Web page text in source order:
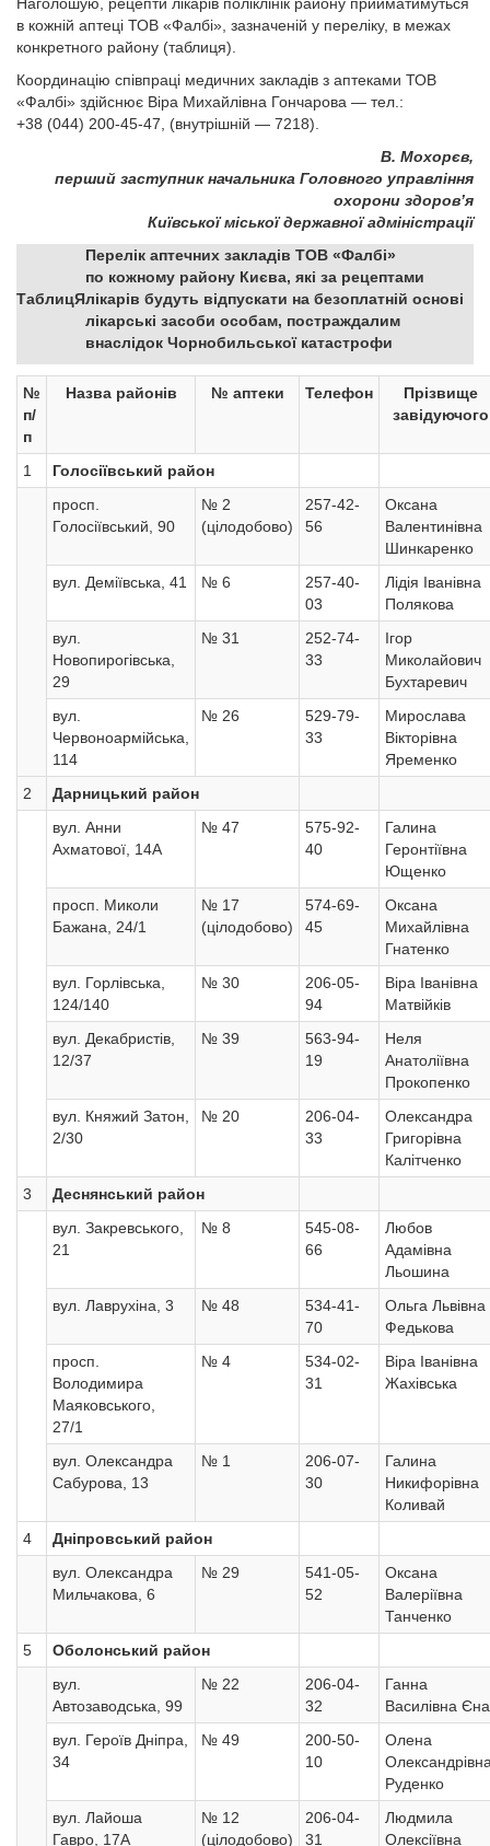
в кожній аптеці ТОВ «Фалбі», зазначеній у переліку, в межах
конкретного району (таблиця).
Координацію співпраці медичних закладів з аптеками ТОВ
«Фалбі» здійснює Віра Михайлівна Гончарова — тел.:
+38 (044) 200-45-47, (внутрішній — 7218).
В. Мохорєв,
перший заступник начальника Головного управління
охорони здоров’я
Київської міської державної адміністрації
ТаблицЯ
Перелік аптечних закладів ТОВ «Фалбі»
по кожному району Києва, які за рецептами
лікарів будуть відпускати на безоплатній основі
лікарські засоби особам, постраждалим
внаслідок Чорнобильської катастрофи
№
п/
п
Назва районів № аптеки Телефон
Прізвище
завідуючого
1
Голосіївський район
просп.
Голосіївський, 90
№ 2
(цілодобово)
257-42-
56
Оксана
Валентинівна
Шинкаренко
вул. Деміївська, 41
№ 6
257-40-
03
Лідія Іванівна
Полякова
вул.
Новопирогівська,
29
№ 31
252-74-
33
Ігор
Миколайович
Бухтаревич
вул.
Червоноармійська,
114
№ 26
529-79-
33
Мирослава
Вікторівна
Яременко
2
Дарницький район
вул. Анни
Ахматової, 14А
№ 47
575-92-
40
Галина
Геронтіївна
Ющенко
просп. Миколи
Бажана, 24/1
№ 17
(цілодобово)
574-69-
45
Оксана
Михайлівна
Гнатенко
вул. Горлівська,
124/140
№ 30
206-05-
94
Віра Іванівна
Матвійків
вул. Декабристів,
12/37
№ 39
563-94-
19
Неля
Анатоліївна
Прокопенко
вул. Княжий Затон,
2/30
№ 20
206-04-
33
Олександра
Григорівна
Калітченко
3
Деснянський район
вул. Закревського,
21
№ 8
545-08-
66
Любов
Адамівна
Льошина
вул. Лаврухіна, 3
№ 48
534-41-
70
Ольга Львівна
Федькова
просп.
Володимира
Маяковського,
27/1
№ 4
534-02-
31
Віра Іванівна
Жахівська
вул. Олександра
Сабурова, 13
№ 1
206-07-
30
Галина
Никифорівна
Коливай
4
Дніпровський район
вул. Олександра
Мильчакова, 6
№ 29
541-05-
52
Оксана
Валеріївна
Танченко
5
Оболонський район
вул.
Автозаводська, 99
№ 22
206-04-
32
Ганна
Василівна Єна
вул. Героїв Дніпра,
34
№ 49
200-50-
10
Олена
Руденко
вул. Лайоша
Гавро, 17А
№ 12
(цілодобово)
206-04-
31
Людмила
Олексіївна